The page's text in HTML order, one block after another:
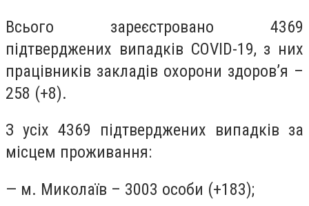
Всього зареєстровано 4369
підтверджених випадків COVID-19, з них
працівників закладів охорони здоров’я –
258 (+8).
З усіх 4369 підтверджених випадків за
місцем проживання:
— м. Миколаїв – 3003 особи (+183);